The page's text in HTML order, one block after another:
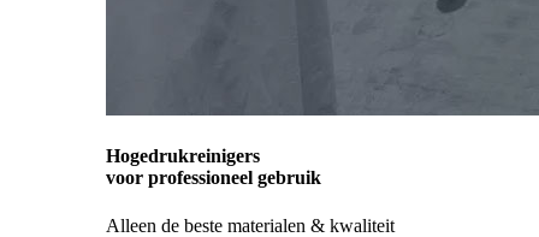
Hogedrukreinigers
voor professioneel gebruik
Alleen de beste materialen & kwaliteit